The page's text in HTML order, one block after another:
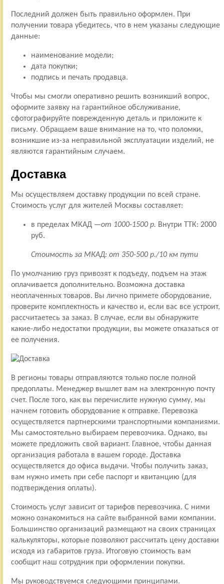
Последний должен быть правильно оформлен. При
получении товара убедитесь, что в нем указаны следующие
данные:
наименование модели;
дата покупки;
подпись и печать продавца.
Чтобы мы смогли оперативно решить возникший вопрос,
оформите заявку на гарантийное обслуживание,
сфотографируйте поврежденную деталь и приложите к
письму. Обращаем ваше внимание на то, что поломки,
возникшие из-за неправильной эксплуатации изделий, не
являются гарантийным случаем.
Доставка
Мы осуществляем доставку продукции по всей стране.
Стоимость услуг для жителей Москвы составляет:
в пределах МКАД —от 1000-1500 р. Внутри ТТК: 2000
руб.
Стоимость за МКАД: от 350-500 р./10 км пути
По умолчанию груз привозят к подъеду, подъем на этаж
оплачивается дополнительно. Возможна доставка
неоплаченных товаров. Вы лично примете оборудование,
проверите комплектность и качество и, если вас все устроит,
рассчитаетесь за заказ. В случае, если вы обнаружите
какие-либо недостатки продукции, вы можете отказаться от
ее получения.
В регионы товары отправляются только после полной
предоплаты. Менеджер вышлет вам на электронную почту
счет. После того, как вы перечислите нужную сумму, мы
начнем готовить оборудование к отправке. Перевозка
осуществляется партнерскими транспортными компаниями.
Мы самостоятельно выбираем перевозчика. Однако, вы
можете предложить свой вариант. Главное, чтобы данная
организация работала в вашем городе. Доставка
осуществляется до офиса выдачи. Чтобы получить заказ,
вам нужно иметь при себе паспорт и квитанцию (для
подтверждения оплаты).
Стоимость услуг зависит от тарифов перевозчика. С ними
можно ознакомиться на сайте выбранной вами компании.
Большинство организаций размещают на своих страницах
калькуляторы, которые позволяют рассчитать цену доставки
исходя из габаритов груза. Итоговую стоимость вам
сообщит наш сотрудник при оформлении покупки.
Мы руководствуемся следующими принципами.